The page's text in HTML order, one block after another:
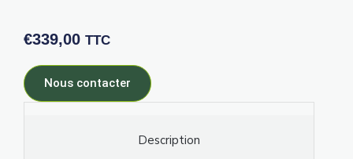
€339,00 TTC
Nous contacter
Description